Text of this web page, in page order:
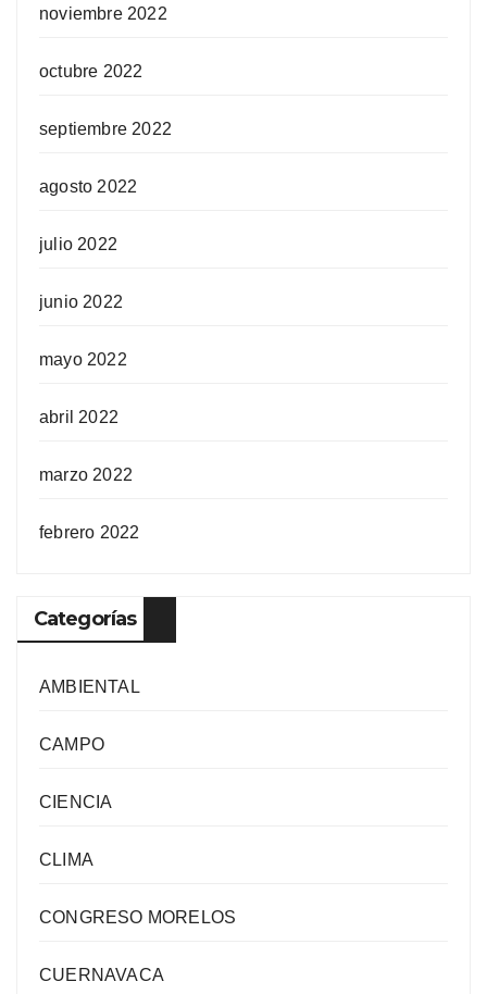
noviembre 2022
octubre 2022
septiembre 2022
agosto 2022
julio 2022
junio 2022
mayo 2022
abril 2022
marzo 2022
febrero 2022
Categorías
AMBIENTAL
CAMPO
CIENCIA
CLIMA
CONGRESO MORELOS
CUERNAVACA